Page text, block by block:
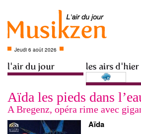
Jeudi 6 août 2026
Aïda les pieds dans
A Bregenz, opéra rime avec
Aïda